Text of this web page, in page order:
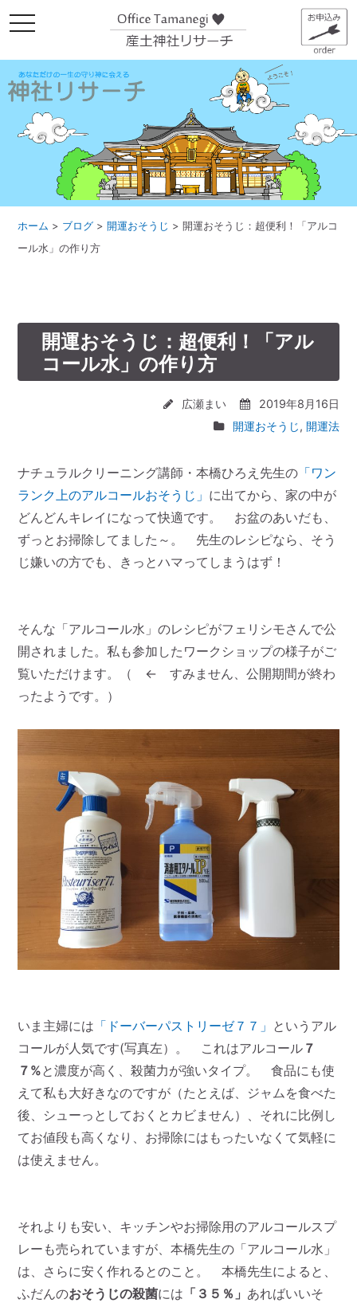
メ
ニ
ー
ホーム > ブログ >開運おそうじ >開運おそうじ：超便利！「アルコ
ール水」の作り方
開運おそうじ：超便利！「アル
コール水」の作り方
広瀬まい
2019年8月16日
開運おそうじ, 開運法
ナチュラルクリーニング講師・本橋ひろえ先生の 「ワン
ランク上のアルコールおそうじ」 に出てから、家の中が
どんどんキレイになって快適です。 お盆のあいだも、
ずっとお掃除してました～。 先生のレシピなら、そう
じ嫌いの方でも、きっとハマってしまうはず！
そんな「アルコール水」のレシピがフェリシモさんで公
開されました。私も参加したワークショップの様子がご
覧いただけます。（ ← すみません、公開期間が終わ
ったようです。）
いま主婦には 「ドーバーパストリーゼ７７」 というアル
コールが人気です(写真左）。 これはアルコール ７
７%と濃度が高く、殺菌力が強いタイプ。 食品にも使
えて私も大好きなのですが（たとえば、ジャムを食べた
後、シューっとしておくとカビません）、それに比例し
てお値段も高くなり、お掃除にはもったいなくて気軽に
は使えません。
それよりも安い、キッチンやお掃除用のアルコールスプ
レーも売られていますが、本橋先生の「アルコール水」
は、さらに安く作れるとのこと。 本橋先生によると、
ふだんのおそうじの殺菌には 「３５％」 あればいいそ